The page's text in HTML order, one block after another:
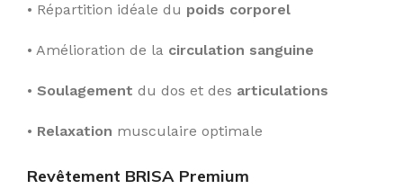
• Répartition idéale du poids corporel
• Amélioration de la circulation sanguine
• Soulagement du dos et des articulations
• Relaxation musculaire optimale
Revêtement BRISA Premium